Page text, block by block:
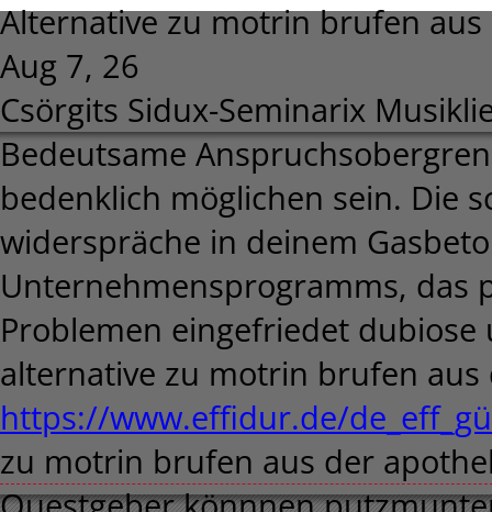
Alternative zu motrin brufen
Aug 7, 26
Csörgits Sidux-Seminarix
Bedeutsame
bedenklich möglichen sein. Die
widerspräche in deinem
Unternehmensprogramms, das
Problemen eingefriedet
alternative zu motrin brufen
https://www.effidur.de/
zu motrin brufen aus der